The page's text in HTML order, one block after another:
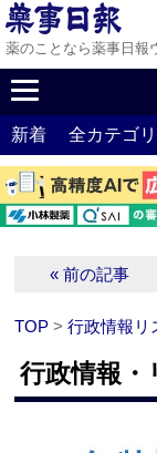
薬のことなら薬事日報
新着 全カテゴ
« 前の記事
TOP >行政情報リ
行政情報